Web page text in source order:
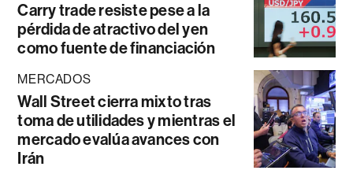
Carry trade resiste pese a la
pérdida de atractivo del yen
como fuente de financiación
MERCADOS
Wall Street cierra mixto tras
toma de utilidades y mientras el
mercado evalúa avances con
Irán